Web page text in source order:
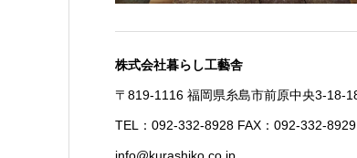
株式会社暮らし工藝舎
〒819-1116 福岡県糸島市前原中央3-18-
TEL：092-332-8928 FAX：092-332-8929
info@kurashiko.co.jp